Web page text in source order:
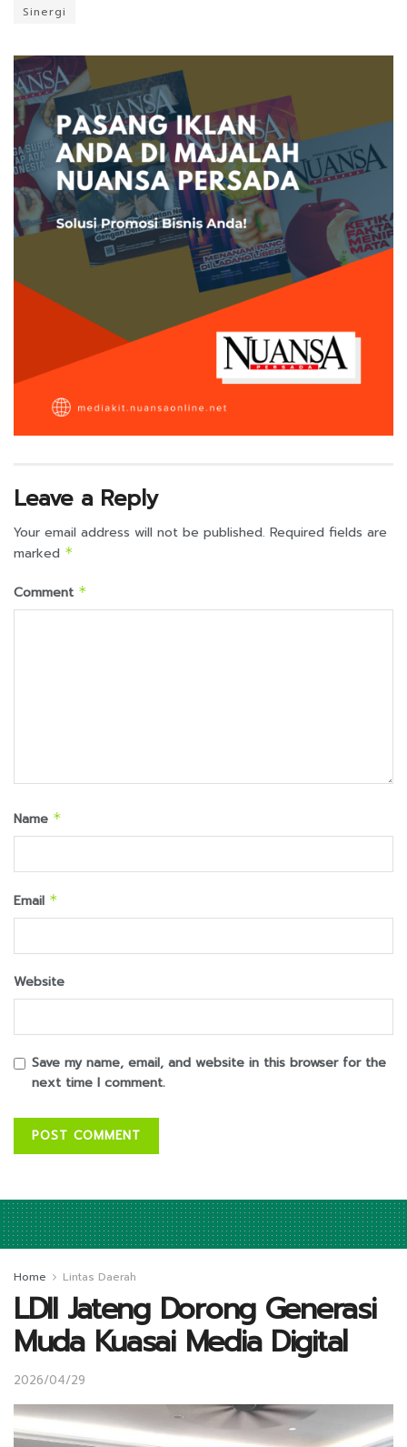
Sinergi
Leave a Reply
Your email address will not be published. Required fields are
marked *
Comment *
Name *
Email *
Website
Save my name, email, and website in this browser for the
next time I comment.
Home Lintas Daerah
LDII Jateng Dorong Generasi
Muda Kuasai Media Digital
2026/04/29